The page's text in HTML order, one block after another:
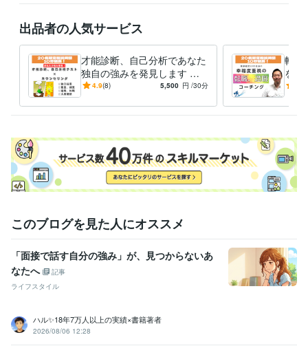
出品者の人気サービス
才能診断、自己分析であなた
独自の強みを発見します 独
立起業、副業、転職でのあな
る！
4.9(8) 5,500 円 /30分
転職
を活
自己
いを
このブログを見た人にオススメ
「面接で話す自分の強み」が、見つからないあ
なたへ
記事
ライフスタイル
ハル✨18年7万人以上の実績×書籍著者
2026/08/06 12:28